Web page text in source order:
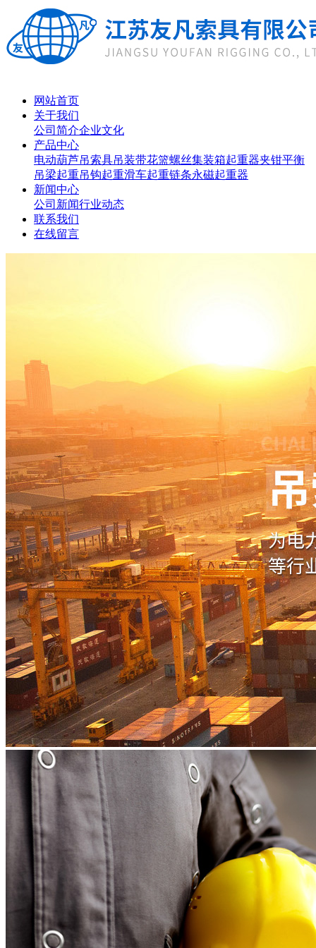
网站首页
关于我们
公司简介企业文化
产品中心
电动葫芦吊索具吊装带花篮螺丝集装箱起重器夹钳平衡
吊梁起重吊钩起重滑车起重链条永磁起重器
新闻中心
公司新闻行业动态
联系我们
在线留言